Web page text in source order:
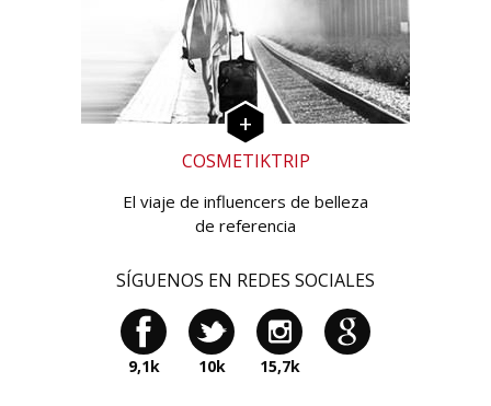
COSMETIKTRIP
El viaje de influencers de belleza
de referencia
SÍGUENOS EN REDES SOCIALES
9,1k 10k 15,7k